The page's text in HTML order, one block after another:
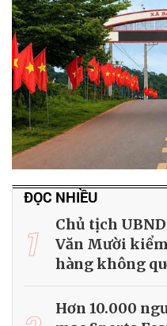
ĐỌC NHIỀU
1
Chủ tịch
Văn Mười
hàng không
Hơn 10.000